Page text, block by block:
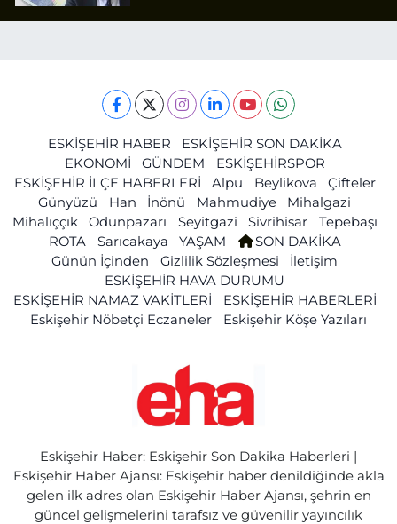
ESKİŞEHİR HABER
ESKİŞEHİR SON DAKİKA
EKONOMİ
GÜNDEM
ESKİŞEHİRSPOR
ESKİŞEHİR İLÇE HABERLERİ
Alpu Beylikova
Çifteler
Günyüzü
Han İnönü Mahmudiye
Mihalgazi
Mihalıççık
Odunpazarı Seyitgazi Sivrihisar
Tepebaşı
ROTA
Sarıcakaya YAŞAM
SON DAKİKA
Günün İçinden
Gizlilik Sözleşmesi
İletişim
ESKİŞEHİR HAVA DURUMU
ESKİŞEHİR NAMAZ VAKİTLERİ
ESKİŞEHİR HABERLERİ
Eskişehir Nöbetçi Eczaneler
Eskişehir Köşe Yazıları
Eskişehir Haber: Eskişehir Son Dakika Haberleri |
Eskişehir Haber Ajansı: Eskişehir haber denildiğinde akla
gelen ilk adres olan Eskişehir Haber Ajansı, şehrin en
güncel gelişmelerini tarafsız ve güvenilir yayıncılık